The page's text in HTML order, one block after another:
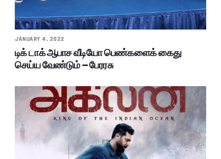
JANUARY 4, 2022
டிக் டாக் ஆபாச வீடியோ பெண்களைக் கைது
செய்ய வேண்டும் – பேரரசு